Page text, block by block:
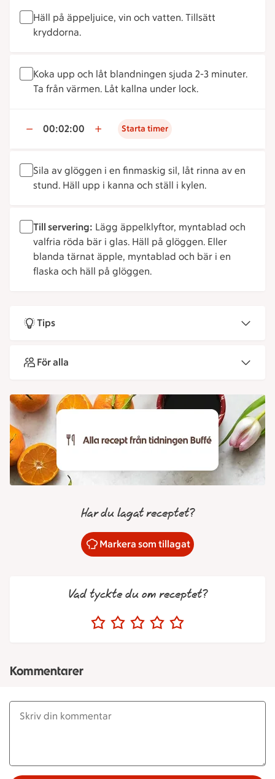
Häll på äppeljuice, vin och vatten. Tillsätt
kryddorna.
Koka upp och låt blandningen sjuda 2-3 minuter.
Ta från värmen. Låt kallna under lock.
00:02:00 Starta timer
Sila av glöggen i en finmaskig sil, låt rinna av en
stund. Häll upp i kanna och ställ i kylen.
Till servering: Lägg äppelklyftor, myntablad och
valfria röda bär i glas. Häll på glöggen. Eller
blanda tärnat äpple, myntablad och bär i en
flaska och häll på glöggen.
Tips
För alla
Har du lagat receptet?
Markera som tillagat
Vad tyckte du om receptet?
Kommentarer